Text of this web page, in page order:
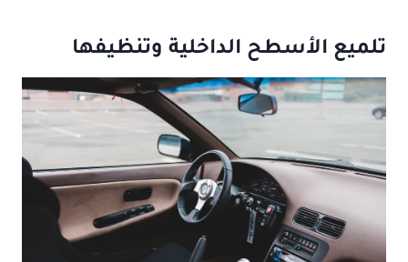
تلميع الأسطح الداخلية وتنظيفها